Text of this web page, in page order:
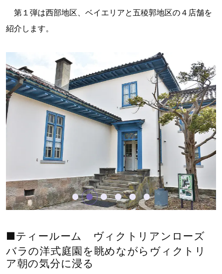
第１弾は西部地区、ベイエリアと五稜郭地区の４店舗を
紹介します。
■ティールーム ヴィクトリアンローズ
バラの洋式庭園を眺めながらヴィクトリ
ア朝の気分に浸る